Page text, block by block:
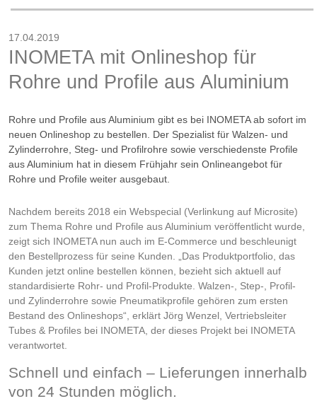
17.04.2019
INOMETA mit Onlineshop für
Rohre und Profile aus Aluminium
Rohre und Profile aus Aluminium gibt es bei INOMETA ab sofort im
neuen Onlineshop zu bestellen. Der Spezialist für Walzen- und
Zylinderrohre, Steg- und Profilrohre sowie verschiedenste Profile
aus Aluminium hat in diesem Frühjahr sein Onlineangebot für
Rohre und Profile weiter ausgebaut.
Nachdem bereits 2018 ein Webspecial (Verlinkung auf Microsite)
zum Thema Rohre und Profile aus Aluminium veröffentlicht wurde,
zeigt sich INOMETA nun auch im E-Commerce und beschleunigt
den Bestellprozess für seine Kunden. „Das Produktportfolio, das
Kunden jetzt online bestellen können, bezieht sich aktuell auf
standardisierte Rohr- und Profil-Produkte. Walzen-, Step-, Profil-
und Zylinderrohre sowie Pneumatikprofile gehören zum ersten
Bestand des Onlineshops“, erklärt Jörg Wenzel, Vertriebsleiter
Tubes & Profiles bei INOMETA, der dieses Projekt bei INOMETA
verantwortet.
Schnell und einfach – Lieferungen innerhalb
von 24 Stunden möglich.